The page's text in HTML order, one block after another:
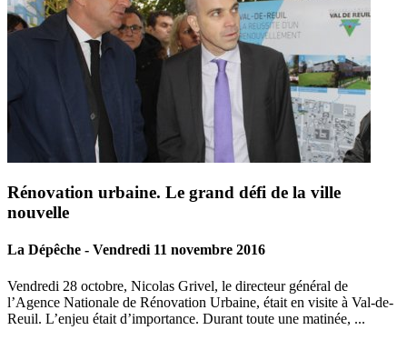
Rénovation urbaine. Le grand défi de la ville
nouvelle
La Dépêche - Vendredi 11 novembre 2016
Vendredi 28 octobre, Nicolas Grivel, le directeur général de
l’Agence Nationale de Rénovation Urbaine, était en visite à Val-de-
Reuil. L’enjeu était d’importance. Durant toute une matinée, ...